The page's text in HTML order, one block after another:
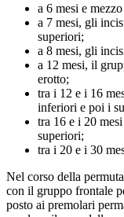
a 6 mesi e
a 7 mesi, gli
superiori;
a 8 mesi, gli
a 12 mesi, il
erotto;
tra i 12 e i 16
inferiori e poi i
tra 16 e i 20
superiori;
tra i 20 e i 30
Nel corso della
con il gruppo frontale
posto ai premolari